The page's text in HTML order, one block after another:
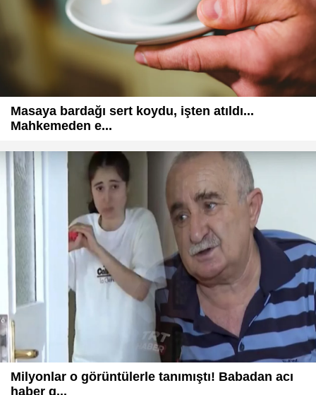
Masaya bardağı sert koydu, işten atıldı...
Mahkemeden e...
Milyonlar o görüntülerle tanımıştı! Babadan acı
haber g...